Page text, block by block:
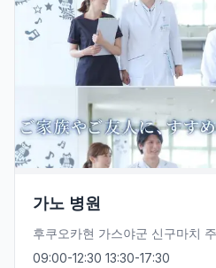
가노 병원
후쿠오카현 가스야군 신구마치
09:00-12:30 13:30-17:30